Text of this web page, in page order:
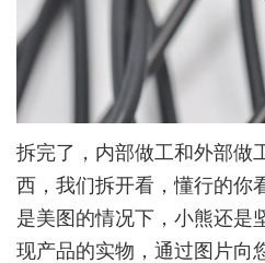
拆完了，内部做工和外部做
西，我们拆开看，懂行的你
是美图的情况下，小熊还是
现产品的实物，通过图片向